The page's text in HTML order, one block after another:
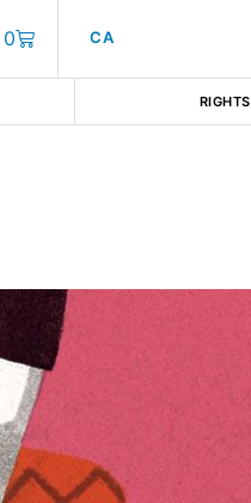
0 CA
RIGHTS